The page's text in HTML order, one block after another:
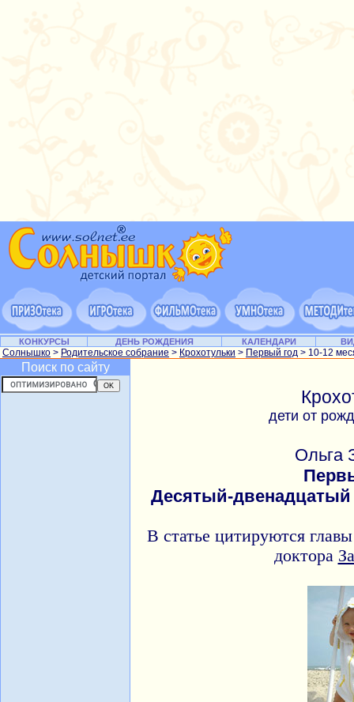
КОНКУРСЫ ДЕНЬ РОЖДЕНИЯ КАЛЕНДАРИ
Солнышко > Родительское собрание > Крохотульки > Первый год > 10-12
Поиск по сайту
дети от
Ольга
Десятый-
В статье цитируются
доктора